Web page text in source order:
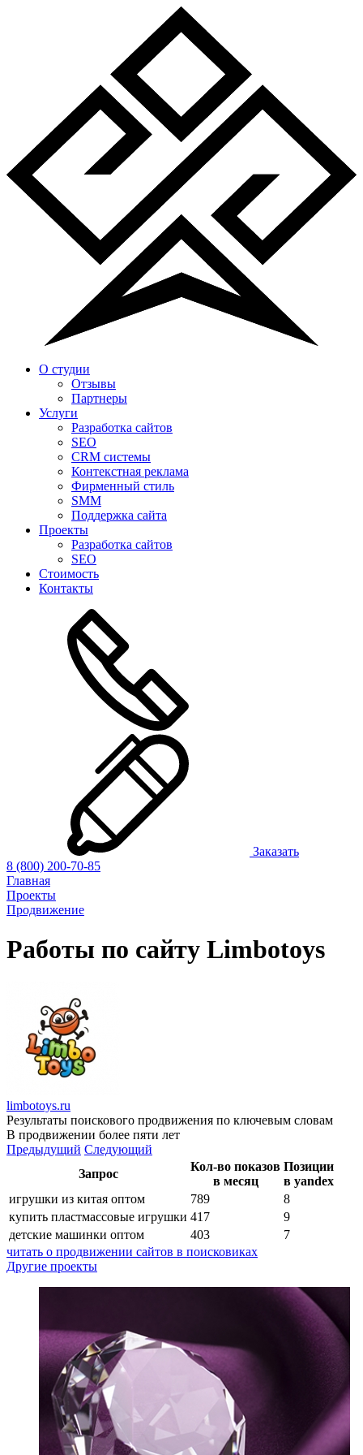
О студии
Отзывы
Партнеры
Услуги
Разработка сайтов
SEO
CRM системы
Контекстная реклама
Фирменный стиль
SMM
Поддержка сайта
Проекты
Разработка сайтов
SEO
Стоимость
Контакты
Заказать
8 (800) 200-70-85
Главная
Проекты
Продвижение
Работы по сайту Limbotoys
limbotoys.ru
Результаты поискового продвижения по ключевым словам
В продвижении более пяти лет
Предыдущий Следующий
Запрос
Кол-во показов
в месяц
Позиции
в yandex
игрушки из китая оптом
789
8
купить пластмассовые игрушки 417
9
детские машинки оптом
403
7
читать о продвижении сайтов в поисковиках
Другие проекты